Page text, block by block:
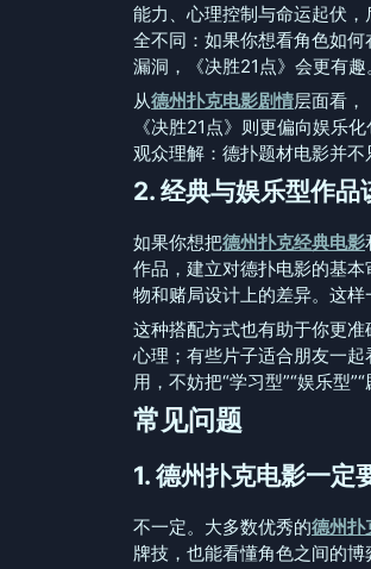
能力、心理控制与命运起伏
全不同：如果你想看角色如
漏洞，《决胜21点》会更有趣
从德州扑克电影剧情层面看，
《决胜21点》则更偏向娱乐
观众理解：德扑题材电影并不
2. 经典与娱乐型作品
如果你想把德州扑克经典电影
作品，建立对德扑电影的基
物和赌局设计上的差异。这样
这种搭配方式也有助于你更准
心理；有些片子适合朋友一
用，不妨把“学习型”“娱乐型
常见问题
1. 德州扑克电影一定
不一定。大多数优秀的德州扑
牌技，也能看懂角色之间的